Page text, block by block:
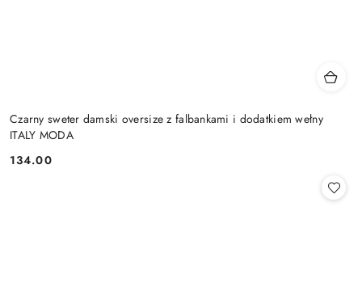
Czarny sweter damski oversize z falbankami i dodatkiem wełny
ITALY MODA
Cena:
134.00